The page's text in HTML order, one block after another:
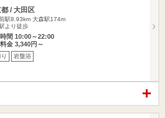
/ 大田区
駅8.93km 大森駅174m
より徒歩
間 10:00～22:00
金 3,340円～
岩盤浴